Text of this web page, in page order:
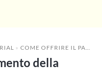
» COME OFFRIRE IL PAGAMENTO DELLA FATTURA WOOCOMMERCE AI CLIENTI ALL'INGROSSO
della